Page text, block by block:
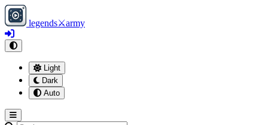
legends⚔army
Light
Dark
Auto